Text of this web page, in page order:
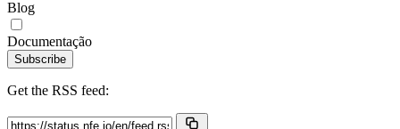
Blog
Documentação
Subscribe
Get the RSS feed: